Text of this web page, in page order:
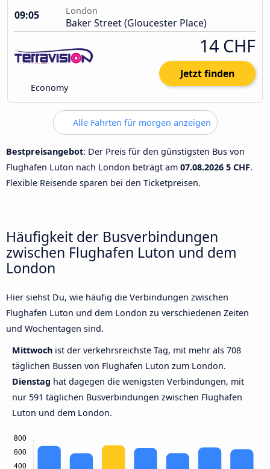
09:05
London
Baker Street (Gloucester Place)
Economy
14 CHF
Jetzt finden
Alle Fahrten für morgen anzeigen
Bestpreisangebot: Der Preis für den günstigsten Bus von
Flughafen Luton nach London beträgt am 07.08.2026 5 CHF.
Flexible Reisende sparen bei den Ticketpreisen.
Häufigkeit der Busverbindungen
zwischen Flughafen Luton und dem
London
Hier siehst Du, wie häufig die Verbindungen zwischen
Flughafen Luton und dem London zu verschiedenen Zeiten
und Wochentagen sind.
Mittwoch ist der verkehrsreichste Tag, mit mehr als 708
täglichen Bussen von Flughafen Luton zum London.
Dienstag hat dagegen die wenigsten Verbindungen, mit
nur 591 täglichen Busverbindungen zwischen Flughafen
Luton und dem London.